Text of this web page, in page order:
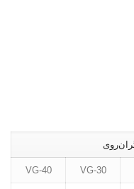
VG-30
VG-40